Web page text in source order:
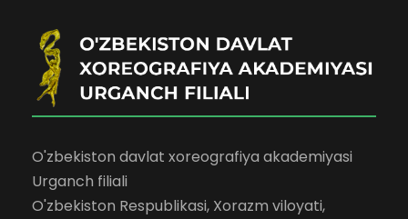
O'zbekiston davlat xoreografiya akademiyasi
Urganch filiali
O'zbekiston Respublikasi, Xorazm viloyati,